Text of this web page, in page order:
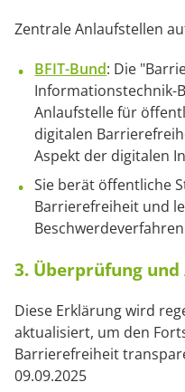
Zentrale Anlaufstellen
BFIT-Bund: Die
Informationstechnik-
Anlaufstelle für
digitalen
Aspekt der digitalen
Sie berät öffentliche
Barrierefreiheit und
3. Überprüfung
Diese Erklärung wird
aktualisiert, um den
Barrierefreiheit
09.09.2025